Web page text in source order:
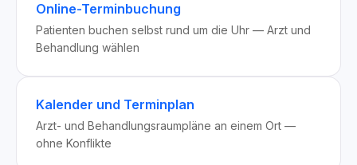
Online-Terminbuchung
Patienten buchen selbst rund um die Uhr — Arzt und
Behandlung wählen
Kalender und Terminplan
Arzt- und Behandlungsraumpläne an einem Ort —
ohne Konflikte